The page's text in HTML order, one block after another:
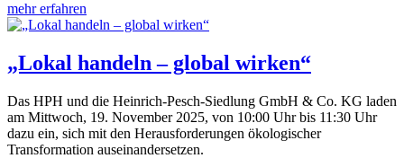
mehr erfahren
„Lokal handeln – global wirken“
Das HPH und die Heinrich-Pesch-Siedlung GmbH & Co. KG laden
am Mittwoch, 19. November 2025, von 10:00 Uhr bis 11:30 Uhr
dazu ein, sich mit den Herausforderungen ökologischer
Transformation auseinandersetzen.